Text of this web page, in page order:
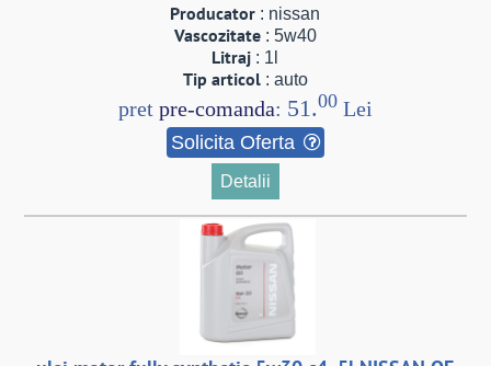
Producator : nissan
Vascozitate: 5w40
Litraj : 1l
Tip articol: auto
pret pre-comanda: 51.00Lei
Solicita Oferta
Detalii